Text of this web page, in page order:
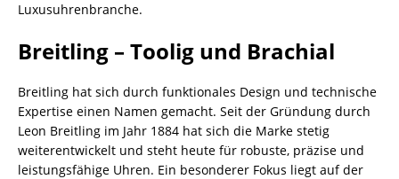
Luxusuhrenbranche.
Breitling – Toolig und Brachial
Breitling hat sich durch funktionales Design und technische
Expertise einen Namen gemacht. Seit der Gründung durch
Leon Breitling im Jahr 1884 hat sich die Marke stetig
weiterentwickelt und steht heute für robuste, präzise und
leistungsfähige Uhren. Ein besonderer Fokus liegt auf der